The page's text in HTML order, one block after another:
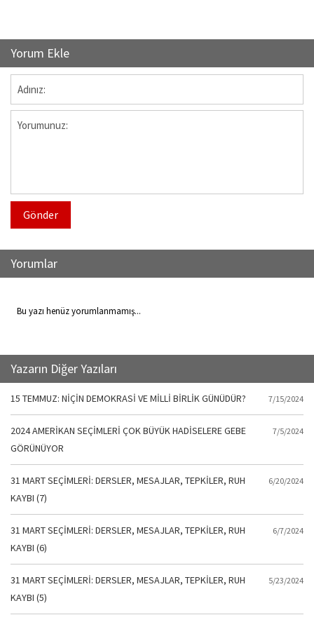
Yorum Ekle
Gönder
Yorumlar
Bu yazı henüz yorumlanmamış...
Yazarın Diğer Yazıları
15 TEMMUZ: NİÇİN DEMOKRASİ VE MİLLİ BİRLİK GÜNÜDÜR? 7/15/2024
2024 AMERİKAN SEÇİMLERİ ÇOK BÜYÜK HADİSELERE GEBE
GÖRÜNÜYOR
7/5/2024
31 MART SEÇİMLERİ: DERSLER, MESAJLAR, TEPKİLER, RUH
KAYBI (7)
6/20/2024
31 MART SEÇİMLERİ: DERSLER, MESAJLAR, TEPKİLER, RUH
KAYBI (6)
6/7/2024
31 MART SEÇİMLERİ: DERSLER, MESAJLAR, TEPKİLER, RUH
KAYBI (5)
5/23/2024